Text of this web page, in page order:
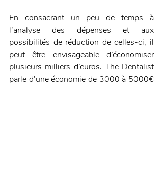
En consacrant un peu de temps à
l’analyse des dépenses et aux
possibilités de réduction de celles-ci, il
peut être envisageable d’économiser
plusieurs milliers d’euros. The Dentalist
parle d’une économie de 3000 à 5000€